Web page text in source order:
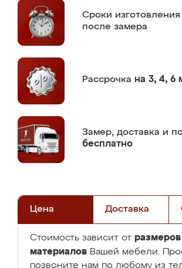
Сроки изготовления
после замера
Рассрочка на 3, 4, 6
Замер, доставка и
бесплатно
Цена Доставка
Стоимость зависит от
материалов Вашей мебели.
позвоните нам по любому из